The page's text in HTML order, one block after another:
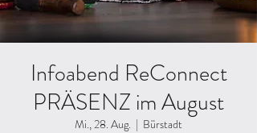
Infoabend ReConnect
PRÄSENZ im August
Mi., 28. Aug.
  |
Bürstadt